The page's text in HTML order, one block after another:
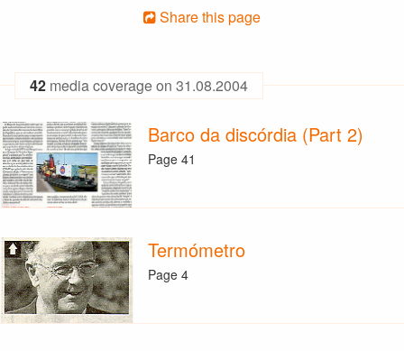
Share this page
42 media coverage on 31.08.2004
Barco da discórdia (Part 2)
Page 41
Termómetro
Page 4